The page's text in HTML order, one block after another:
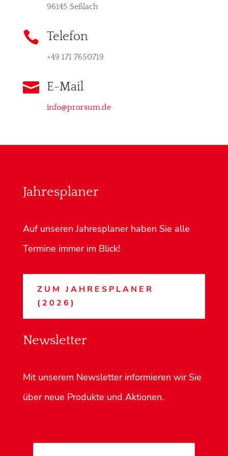
96145 Seßlach
 Telefon
+49 171 7650719
 E-Mail
info@prorsum.de
Jahresplaner
Auf unseren Jahresplaner haben Sie alle
Termine immer im Blick!
ZUM JAHRESPLANER
(2026)
Newsletter
Mit unserem Newsletter informieren wir Sie
über neue Produkte und Aktionen.